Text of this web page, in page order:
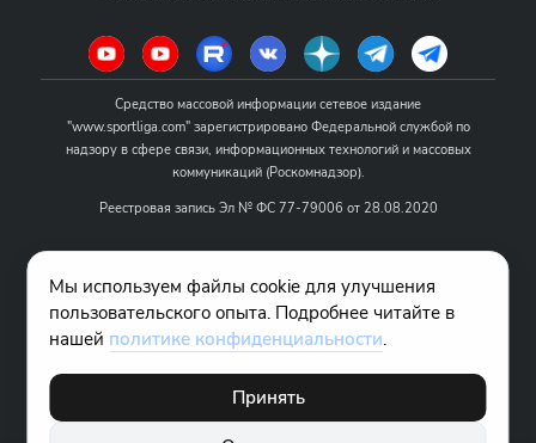
Средство массовой информации сетевое издание
"www.sportliga.com" зарегистрировано Федеральной службой по
надзору в сфере связи, информационных технологий и массовых
коммуникаций (Роскомнадзор).
Реестровая запись Эл № ФС 77-79006 от 28.08.2020
Название - www.sportliga.com
Учредитель СМИ сетевого издания "www.sportliga.com": ИП Чамин
О.Н.
Главный редактор СМИ сетевого издания "www.sportliga.com":
Хаимов Д.И.
18+
Мы используем файлы cookie для улучшения
пользовательского опыта. Подробнее читайте в
нашей политике конфиденциальности.
Принять